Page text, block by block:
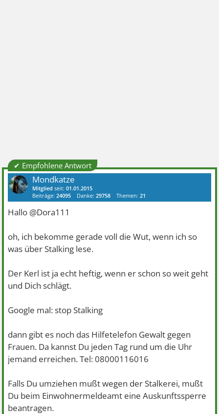
✔ Empfohlene Antwort
Mondkatze
Mitglied seit:01.01.2015
Beiträge:24095 Danke:29758 Themen:21
Hallo @Dora111
oh, ich bekomme gerade voll die Wut, wenn ich so
was über Stalking lese.
Der Kerl ist ja echt heftig, wenn er schon so weit geht
und Dich schlägt.
Google mal: stop Stalking
dann gibt es noch das Hilfetelefon Gewalt gegen
Frauen. Da kannst Du jeden Tag rund um die Uhr
jemand erreichen. Tel: 08000116016
Falls Du umziehen mußt wegen der Stalkerei, mußt
Du beim Einwohnermeldeamt eine Auskunftssperre
beantragen.